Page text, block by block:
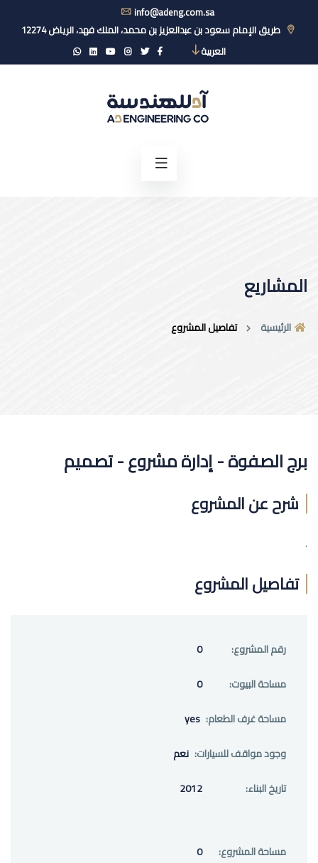
info@adeng.com.sa
طريق الإمام سعود بن عبدالعزيز بن محمد، الملك فهد، الرياض 12274
العربية
المشاريع
الرئيسية تفاصيل المشروع
برج الصفوة - إدارة مشروع - تصميم
شرح عن المشروع
.
تفاصيل المشروع
رقم المشروع:
0
مساحة البيوت:
0
مساحة غرف الطعام: yes
وجود مواقف للسيارات: نعم
تاريخ البناء:
2012
مساحة المشروع:
0